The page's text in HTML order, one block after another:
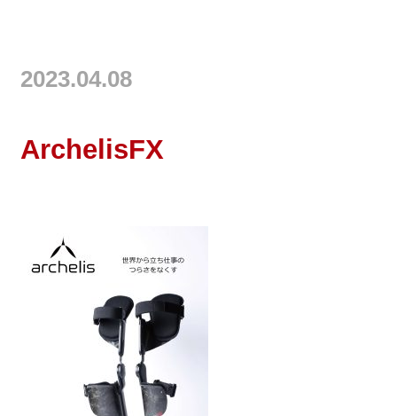
2023.04.08
ArchelisFX